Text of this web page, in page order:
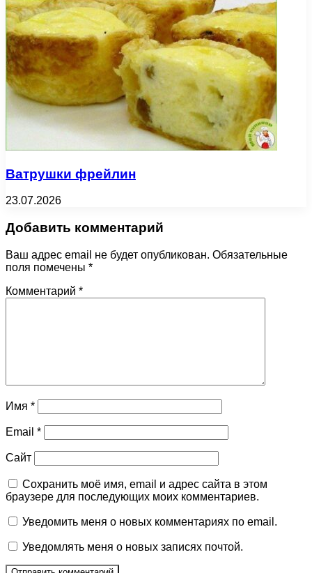
Ватрушки фрейлин
23.07.2026
Добавить комментарий
Ваш адрес email не будет опубликован. Обязательные
поля помечены *
Комментарий *
Имя *
Email *
Сайт
Сохранить моё имя, email и адрес сайта в этом
браузере для последующих моих комментариев.
Уведомить меня о новых комментариях по email.
Уведомлять меня о новых записях почтой.